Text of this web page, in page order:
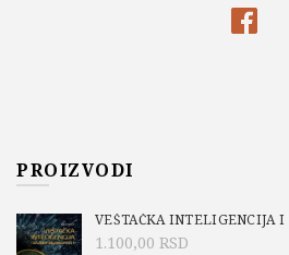
PROIZVODI
VEŠTAČKA INTELIGENCIJA I
1.100,00 RSD